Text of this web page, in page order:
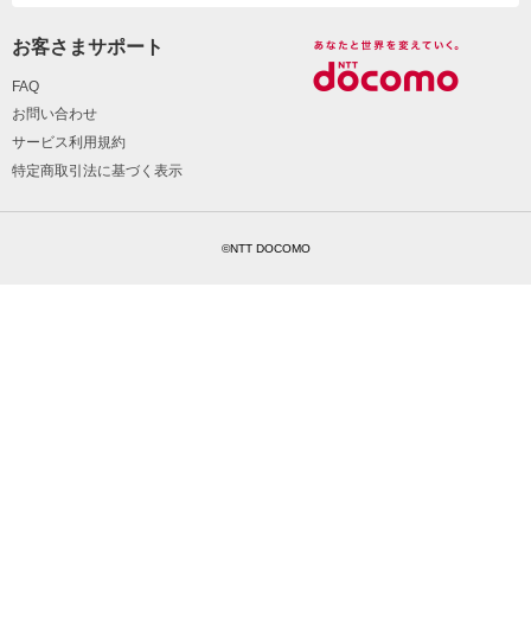
お客さまサポート
FAQ
お問い合わせ
サービス利用規約
特定商取引法に基づく表示
©NTT DOCOMO